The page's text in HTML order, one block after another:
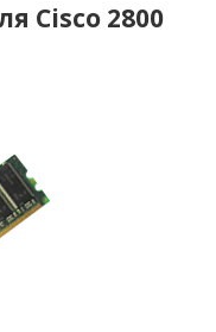
Cisco 2800